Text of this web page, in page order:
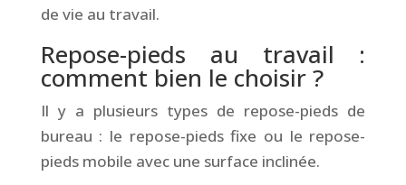
de vie au travail.
Repose-pieds au travail :
comment bien le choisir ?
Il y a plusieurs types de repose-pieds de
bureau : le repose-pieds fixe ou le repose-
pieds mobile avec une surface inclinée.